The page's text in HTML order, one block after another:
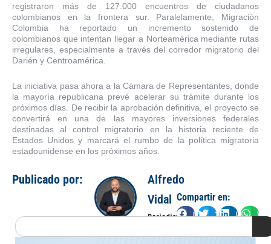
registraron más de 127.000 encuentros de ciudadanos
colombianos en la frontera sur. Paralelamente, Migración
Colombia ha reportado un incremento sostenido de
colombianos que intentan llegar a Norteamérica mediante rutas
irregulares, especialmente a través del corredor migratorio del
Darién y Centroamérica.
La iniciativa pasa ahora a la Cámara de Representantes, donde
la mayoría republicana prevé acelerar su trámite durante los
próximos días. De recibir la aprobación definitiva, el proyecto se
convertirá en una de las mayores inversiones federales
destinadas al control migratorio en la historia reciente de
Estados Unidos y marcará el rumbo de la política migratoria
estadounidense en los próximos años.
Publicado por:
Alfredo
Vidal
Periodista
Compartir en:
FacebookTwitterLinkedIn
Search